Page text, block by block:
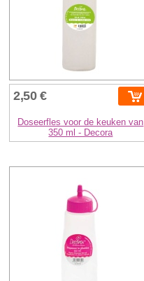
2,50 €
Doseerfles voor de keuken van
350 ml - Decora